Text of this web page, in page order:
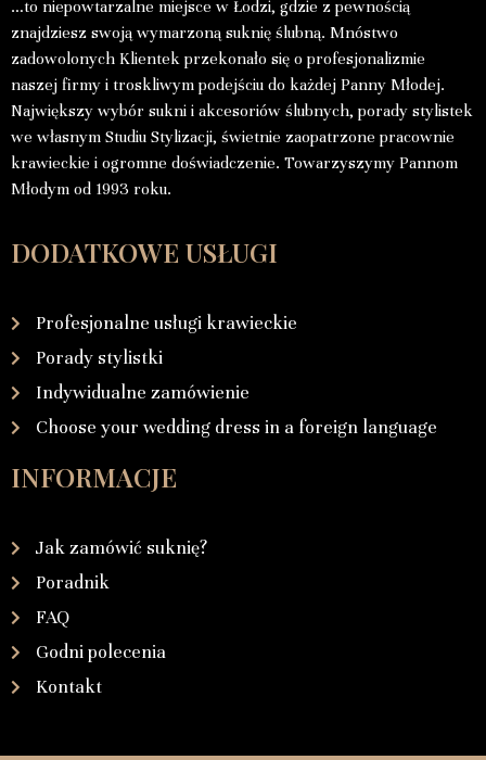
…to niepowtarzalne miejsce w Łodzi, gdzie z pewnością
znajdziesz swoją wymarzoną suknię ślubną. Mnóstwo
zadowolonych Klientek przekonało się o profesjonalizmie
naszej firmy i troskliwym podejściu do każdej Panny Młodej.
Największy wybór sukni i akcesoriów ślubnych, porady stylistek
we własnym Studiu Stylizacji, świetnie zaopatrzone pracownie
krawieckie i ogromne doświadczenie. Towarzyszymy Pannom
Młodym od 1993 roku.
DODATKOWE USŁUGI
Profesjonalne usługi krawieckie
Porady stylistki
Indywidualne zamówienie
Choose your wedding dress in a foreign language
INFORMACJE
Jak zamówić suknię?
Poradnik
FAQ
Godni polecenia
Kontakt